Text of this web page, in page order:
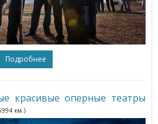
Подробнее
красивые оперные театры
км.)